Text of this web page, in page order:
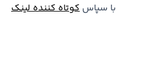
با سپاس کوتاه کننده لینک